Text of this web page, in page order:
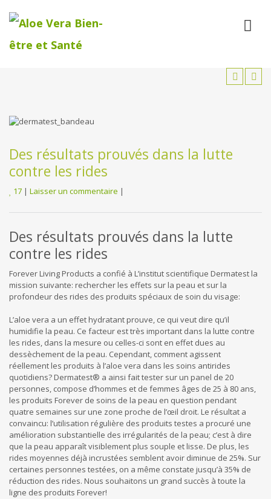
Des résultats prouvés dans la lutte
contre les rides
17 | Laisser un commentaire |
Des résultats prouvés dans la lutte
contre les rides
Forever Living Products a confié à L’institut scientifique Dermatest la
mission suivante: rechercher les effets sur la peau et sur la
profondeur des rides des produits spéciaux de soin du visage:
L’aloe vera a un effet hydratant prouve, ce qui veut dire qu’il
humidifie la peau. Ce facteur est très important dans la lutte contre
les rides, dans la mesure ou celles-ci sont en effet dues au
dessèchement de la peau. Cependant, comment agissent
réellement les produits à l’aloe vera dans les soins antirides
quotidiens? Dermatest® a ainsi fait tester sur un panel de 20
personnes, compose d’hommes et de femmes âges de 25 à 80 ans,
les produits Forever de soins de la peau en question pendant
quatre semaines sur une zone proche de l’œil droit. Le résultat a
convaincu: l’utilisation régulière des produits testes a procuré une
amélioration substantielle des irrégularités de la peau; c’est à dire
que la peau apparaît visiblement plus souple et lisse. De plus, les
rides moyennes déjà incrustées semblent avoir diminue de 25%. Sur
certaines personnes testées, on a même constate jusqu’à 35% de
réduction des rides. Nous souhaitons un grand succès à toute la
ligne des produits Forever!